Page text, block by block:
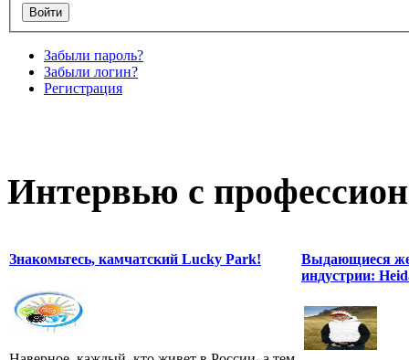
Забыли пароль?
Забыли логин?
Регистрация
Интервью с
Знакомьтесь, камчатский Lucky Park!
Выдающиеся
индустрии: